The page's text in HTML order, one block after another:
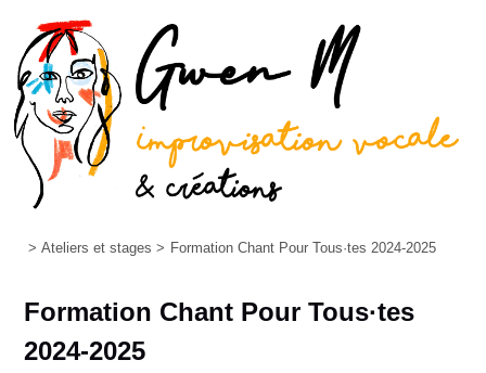
> Ateliers et stages > Formation Chant Pour Tous·tes 2024-2025
Formation Chant Pour Tous·tes
2024-2025